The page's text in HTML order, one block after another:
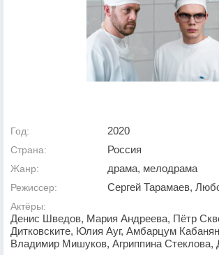
Год: 2020
Страна: Россия
Жанр: драма, мелодрама
Режиссер: Сергей Тарамаев,
Актёры:
Денис Шведов, Мария Андреева, Пётр
Дитковските, Юлия Ауг, Амбарцум
Владимир Мишуков, Агриппина Стеклова,